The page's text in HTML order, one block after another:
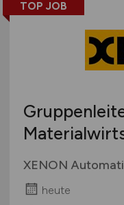
TOP JOB
XENON
heute